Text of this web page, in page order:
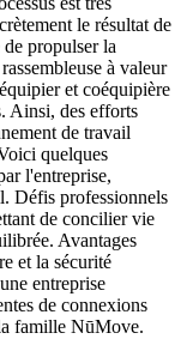
le résultat de
propulser la
à valeur
et coéquipière
Ainsi, des efforts
de travail
quelques
l'entreprise,
Défis professionnels
de concilier vie
Avantages
et la sécurité
entreprise
de connexions
famille NūMove.